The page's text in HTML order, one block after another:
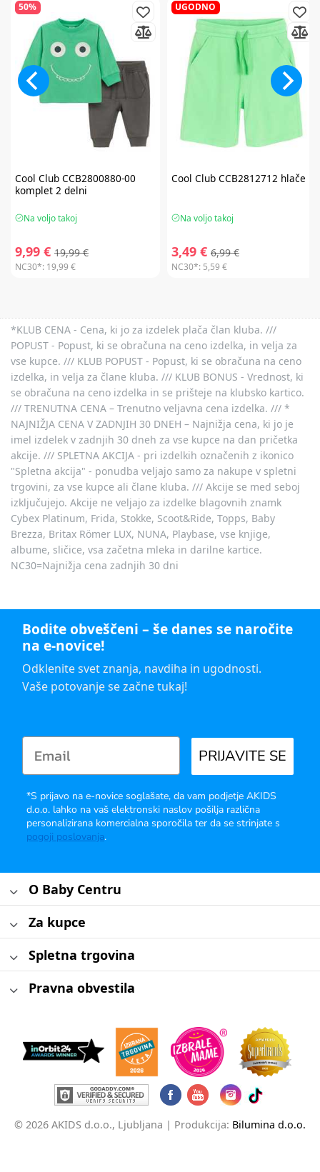
50%
Cool ClubCCB2800880-00
komplet 2 delni
Na voljo takoj
9,99 € 19,99 €
NC30*: 19,99 €
UGODNO
Cool ClubCCB2812712 hlače
Na voljo takoj
3,49 € 6,99 €
NC30*: 5,59 €
*KLUB CENA - Cena, ki jo za izdelek plača član kluba. ///
POPUST - Popust, ki se obračuna na ceno izdelka, in velja za
vse kupce. /// KLUB POPUST - Popust, ki se obračuna na ceno
izdelka, in velja za člane kluba. /// KLUB BONUS - Vrednost, ki
se obračuna na ceno izdelka in se prišteje na klubsko kartico.
/// TRENUTNA CENA – Trenutno veljavna cena izdelka. /// *
NAJNIŽJA CENA V ZADNJIH 30 DNEH – Najnižja cena, ki jo je
imel izdelek v zadnjih 30 dneh za vse kupce na dan pričetka
akcije. /// SPLETNA AKCIJA - pri izdelkih označenih z ikonico
"Spletna akcija" - ponudba veljajo samo za nakupe v spletni
trgovini, za vse kupce ali člane kluba. /// Akcije se med seboj
izključujejo. Akcije ne veljajo za izdelke blagovnih znamk
Cybex Platinum, Frida, Stokke, Scoot&Ride, Topps, Baby
Brezza, Britax Römer LUX, NUNA, Playbase, vse knjige,
albume, sličice, vsa začetna mleka in darilne kartice.
NC30=Najnižja cena zadnjih 30 dni
Bodite obveščeni – še danes se naročite
na e-novice!
Odklenite svet znanja, navdiha in ugodnosti.
Vaše potovanje se začne tukaj!
PRIJAVITE SE
*S prijavo na e-novice soglašate, da vam podjetje AKIDS
d.o.o. lahko na vaš elektronski naslov pošilja različna
personalizirana komercialna sporočila ter da se strinjate s
pogoji poslovanja.
O Baby Centru
Za kupce
Spletna trgovina
Pravna obvestila
© 2026 AKIDS d.o.o., Ljubljana | Produkcija: Bilumina d.o.o.